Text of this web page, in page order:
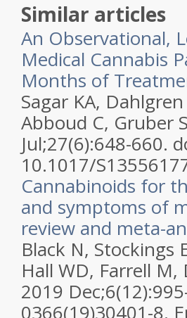
Similar articles
An Observational,
Medical Cannabis
Months of
Sagar KA,
Abboud C, Gruber
Jul;27(6):648-660.
10.1017/
Cannabinoids for
and symptoms of
review and meta-
Black N, Stockings
Hall WD, Farrell
2019
0366(19)30401-8.